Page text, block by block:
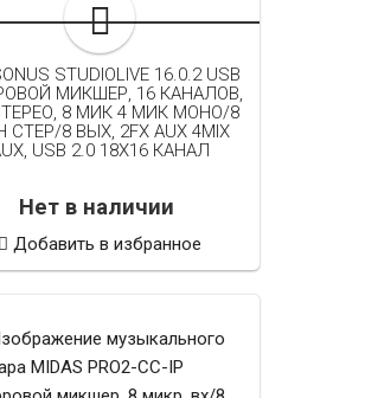
STUDIOLIVE 16.0.2 USB
МИКШЕР, 16 КАНАЛОВ,
8 МИК 4 МИК МОНО/8
СТЕР/8 ВЫХ, 2FX AUX 4MIX
USB 2.0 18X16 КАНАЛ
Нет в наличии
Добавить в избранное